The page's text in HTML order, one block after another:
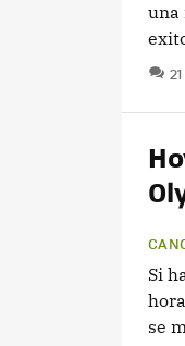
una
21
Si
se